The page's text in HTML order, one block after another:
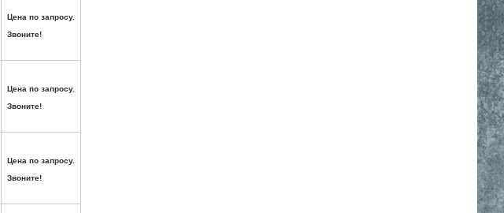
Цена по запросу.
Звоните!
Цена по запросу.
Звоните!
Цена по запросу.
Звоните!